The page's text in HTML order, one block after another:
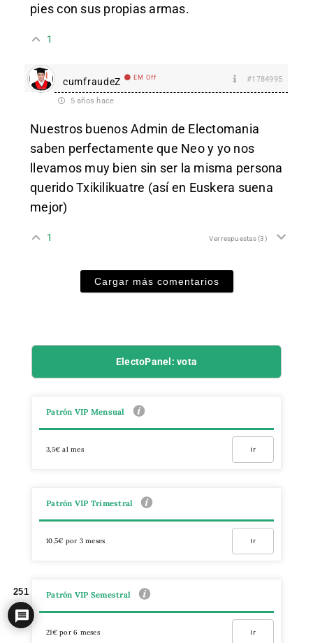
pies con sus propias armas.
1
cumfraudeZ EM Off #1784995
5 años hace
Nuestros buenos Admin de Electomania
saben perfectamente que Neo y yo nos
llevamos muy bien sin ser la misma persona
querido Txikilikuatre (así en Euskera suena
mejor)
1 Ver respuestas(3)
Cargar más comentarios
ElectoPanel: vota
Patrón VIP Mensual
3,5€ al mes Ir
Patrón VIP Trimestral
10,5€ por 3 meses Ir
Patrón VIP Semestral
21€ por 6 meses Ir
251